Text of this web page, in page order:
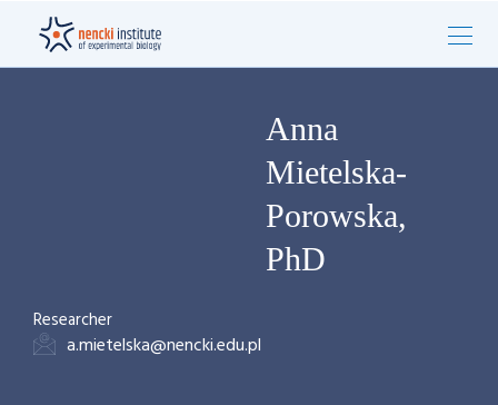
Anna
Mietelska-
Porowska,
PhD
Researcher
a.mietelska@nencki.edu.pl